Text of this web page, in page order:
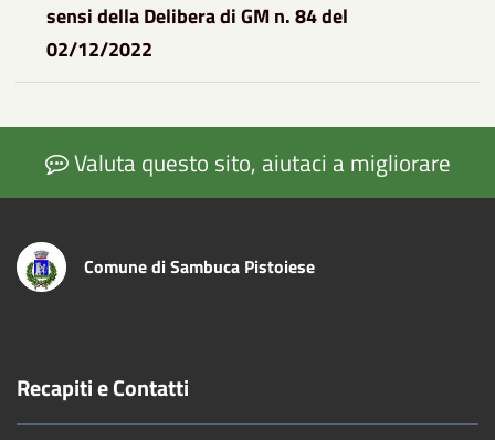
sensi della Delibera di GM n. 84 del
02/12/2022
Valuta questo sito, aiutaci a migliorare
Comune di Sambuca Pistoiese
Recapiti e Contatti